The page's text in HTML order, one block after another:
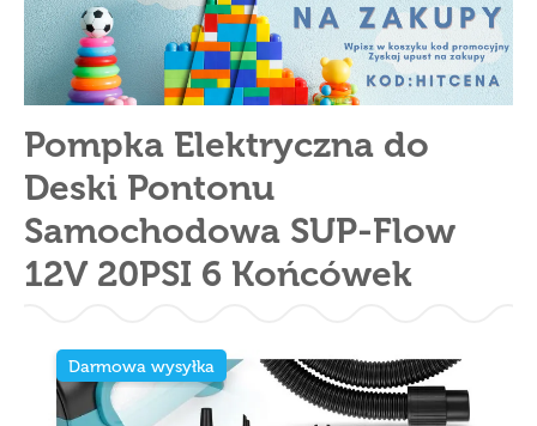
Pompka Elektryczna do
Deski Pontonu
Samochodowa SUP-Flow
12V 20PSI 6 Końcówek
Darmowa wysyłka